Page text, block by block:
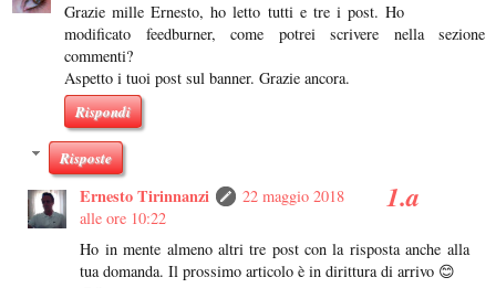
Grazie mille Ernesto, ho letto tutti e tre i post. Ho
modificato feedburner, come potrei scrivere nella sezione
commenti?
Aspetto i tuoi post sul banner. Grazie ancora.
Rispondi
Risposte
Ernesto Tirinnanzi
22 maggio 2018
alle ore 10:22
Ho in mente almeno altri tre post con la risposta anche alla
tua domanda. Il prossimo articolo è in dirittura di arrivo 😊